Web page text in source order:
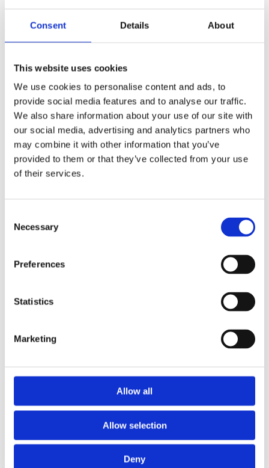
Consent Details About
This website uses cookies
We use cookies to personalise content and ads, to
provide social media features and to analyse our traffic.
We also share information about your use of our site with
our social media, advertising and analytics partners who
may combine it with other information that you’ve
provided to them or that they’ve collected from your use
of their services.
Selection
Necessary
Preferences
Statistics
Marketing
Allow all
Allow selection
Deny
riktigt bra butikssäljare återvänder du
gärna till. Jag fick uppleva skillnaden när
Läs artikeln
Checklista för att lyckas med
försäljningen på mässan
många att mässförsäljning